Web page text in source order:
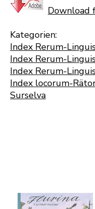
Download
Kategorien:
Index Rerum-
Index Rerum-
Index Rerum-
Index locorum-
Surselva